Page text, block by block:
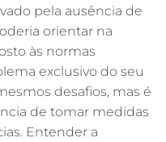
pela ausência de
orientar na
às normas
exclusivo do seu
desafios, mas é
de tomar medidas
Entender a